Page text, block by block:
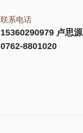
联系电话
15360290979 卢思源
0762-8801020